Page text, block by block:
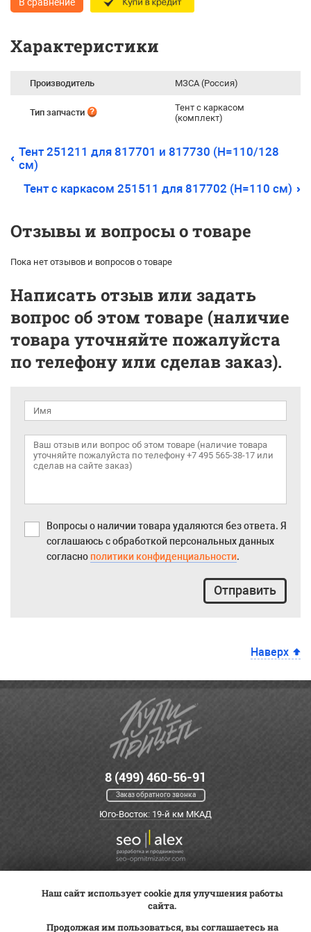
Характеристики
Производитель МЗСА (Россия)
Тип запчасти
Тент с каркасом
(комплект)
Тент 251211 для 817701 и 817730 (H=110/128
см)
Тент с каркасом 251511 для 817702 (H=110 см)
Отзывы и вопросы о товаре
Пока нет отзывов и вопросов о товаре
Написать отзыв или задать
вопрос об этом товаре (наличие
товара уточняйте пожалуйста
по телефону или сделав заказ).
Вопросы о наличии товара удаляются без ответа. Я
соглашаюсь с обработкой персональных данных
согласно политики конфиденциальности.
Отправить
Наверх
8 (499) 460-56-91
Заказ обратного звонка
Юго-Восток: 19-й км МКАД
Трейд-ин
ВК Видео
Наш сайт использует cookie для улучшения работы
сайта.
Продолжая им пользоваться, вы соглашаетесь на